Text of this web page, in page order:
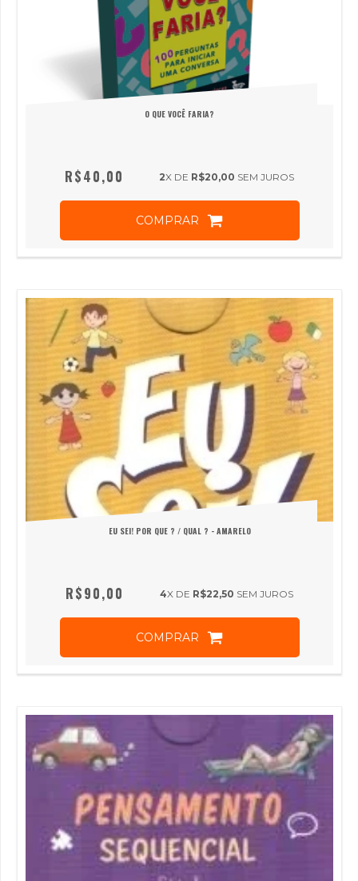
O QUE VOCÊ FARIA?
R$40,00 2X DE R$20,00 SEM JUROS
COMPRAR
EU SEI! POR QUE ? / QUAL ? - AMARELO
R$90,00 4X DE R$22,50 SEM JUROS
COMPRAR